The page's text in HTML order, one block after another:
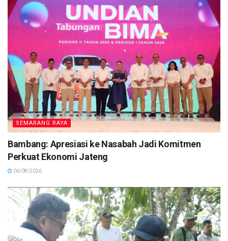
SEMARANG RAYA
Bambang: Apresiasi ke Nasabah Jadi Komitmen
Perkuat Ekonomi Jateng
06/08/2026